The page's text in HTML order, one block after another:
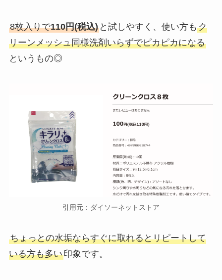
8枚入りで110円(税込)と試しやすく、使い方も ク
リーンメッシュ同様洗剤いらずでピカピカになる
というもの◎
引用元：ダイソーネットストア
ちょっとの水垢ならすぐに取れるとリピートして
いる方も多い印象です。